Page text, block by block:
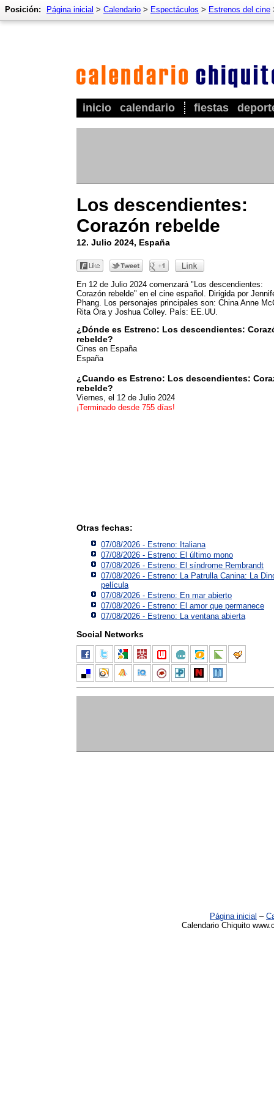
inicio calendario fiestas
Posición: Página inicial > Calendario > Espectáculos > Estrenos del cine
Los descendientes:
Corazón rebelde
12. Julio 2024, España
En 12 de Julio 2024 comenzará "Los descendientes:
Corazón rebelde" en el cine español. Dirigida por
Phang. Los personajes principales son: China Anne
Rita Ora y Joshua Colley. País: EE.UU.
¿Dónde es Estreno: Los descendientes:
rebelde?
Cines en España
España
¿Cuando es Estreno: Los descendientes:
rebelde?
Viernes, el 12 de Julio 2024
¡Terminado desde 755 días!
Otras fechas:
07/08/2026 - Estreno: Italiana
07/08/2026 - Estreno: El último mono
07/08/2026 - Estreno: El síndrome Rembrandt
07/08/2026 - Estreno: La Patrulla Canina: La
película
07/08/2026 - Estreno: En mar abierto
07/08/2026 - Estreno: El amor que permanece
07/08/2026 - Estreno: La ventana abierta
Social Networks
Página inicial –
Calendario Chiquito